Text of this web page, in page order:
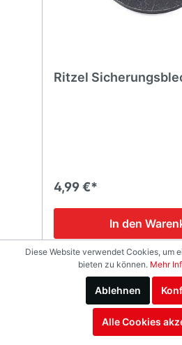
Ritzel
4,99 €*
In den
Diese Website verwendet Cookies, um
bieten zu können. Mehr
Ablehnen
Alle Cookies